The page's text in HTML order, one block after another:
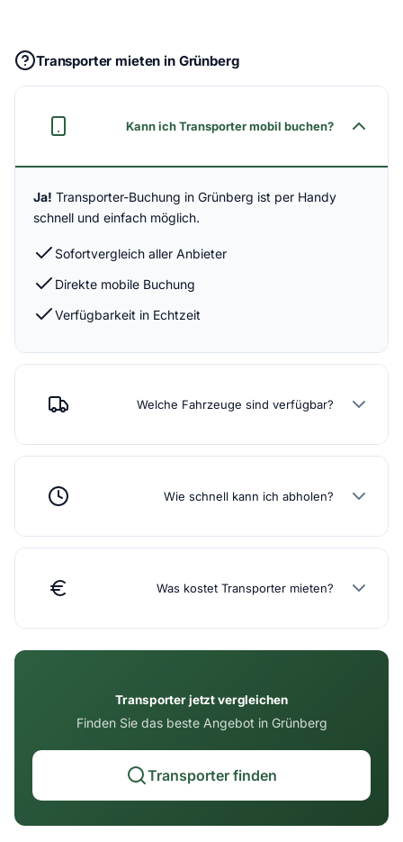
Transporter mieten in Grünberg
Kann ich Transporter mobil buchen?
Ja! Transporter-Buchung in Grünberg ist per Handy
schnell und einfach möglich.
Sofortvergleich aller Anbieter
Direkte mobile Buchung
Verfügbarkeit in Echtzeit
Welche Fahrzeuge sind verfügbar?
Wie schnell kann ich abholen?
Was kostet Transporter mieten?
Transporter jetzt vergleichen
Finden Sie das beste Angebot in Grünberg
Transporter finden